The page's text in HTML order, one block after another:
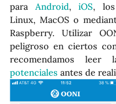
para Android,iOS, los
Linux, MacOS o
Raspberry. Utilizar
peligroso en ciertos
recomendamos
potenciales antes de